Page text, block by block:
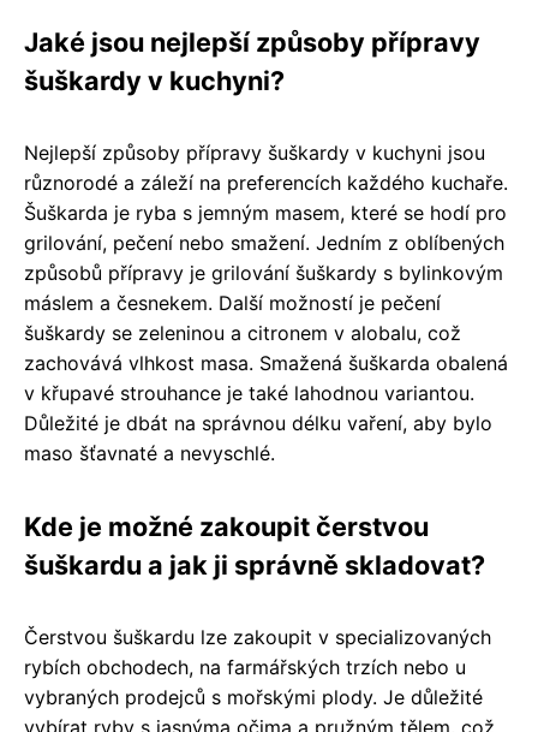
Jaké jsou nejlepší způsoby přípravy
šuškardy v kuchyni?
Nejlepší způsoby přípravy šuškardy v kuchyni jsou
různorodé a záleží na preferencích každého kuchaře.
Šuškarda je ryba s jemným masem, které se hodí pro
grilování, pečení nebo smažení. Jedním z oblíbených
způsobů přípravy je grilování šuškardy s bylinkovým
máslem a česnekem. Další možností je pečení
šuškardy se zeleninou a citronem v alobalu, což
zachovává vlhkost masa. Smažená šuškarda obalená
v křupavé strouhance je také lahodnou variantou.
Důležité je dbát na správnou délku vaření, aby bylo
maso šťavnaté a nevyschlé.
Kde je možné zakoupit čerstvou
šuškardu a jak ji správně skladovat?
Čerstvou šuškardu lze zakoupit v specializovaných
rybích obchodech, na farmářských trzích nebo u
vybraných prodejců s mořskými plody. Je důležité
vybírat ryby s jasnýma očima a pružným tělem, což